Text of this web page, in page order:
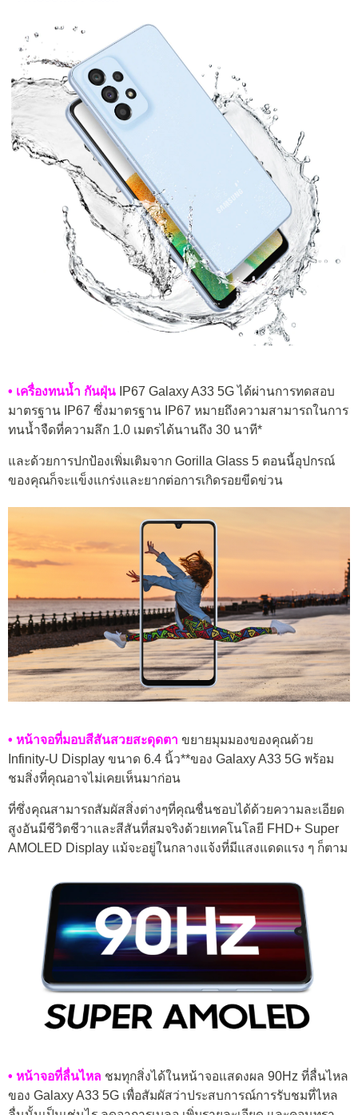
• เครื่องทนน้ำ กันฝุ่น IP67 Galaxy A33 5G ได้ผ่านการทดสอบ
มาตรฐาน IP67 ซึ่งมาตรฐาน IP67 หมายถึงความสามารถในการ
ทนน้ำจืดที่ความลึก 1.0 เมตรได้นานถึง 30 นาที*
และด้วยการปกป้องเพิ่มเติมจาก Gorilla Glass 5 ตอนนี้อุปกรณ์
ของคุณก็จะแข็งแกร่งและยากต่อการเกิดรอยขีดข่วน
• หน้าจอที่มอบสีสันสวยสะดุดตา ขยายมุมมองของคุณด้วย
Infinity-U Display ขนาด 6.4 นิ้ว**ของ Galaxy A33 5G พร้อม
ชมสิ่งที่คุณอาจไม่เคยเห็นมาก่อน
ที่ซึ่งคุณสามารถสัมผัสสิ่งต่างๆที่คุณชื่นชอบได้ด้วยความละเอียด
สูงอันมีชีวิตชีวาและสีสันที่สมจริงด้วยเทคโนโลยี FHD+ Super
AMOLED Display แม้จะอยู่ในกลางแจ้งที่มีแสงแดดแรง ๆ ก็ตาม
• หน้าจอที่ลื่นไหล ชมทุกสิ่งได้ในหน้าจอแสดงผล 90Hz ที่ลื่นไหล
ของ Galaxy A33 5G เพื่อสัมผัสว่าประสบการณ์การรับชมที่ไหล